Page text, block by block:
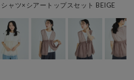
ャツ×シアートップスセット BEIGE